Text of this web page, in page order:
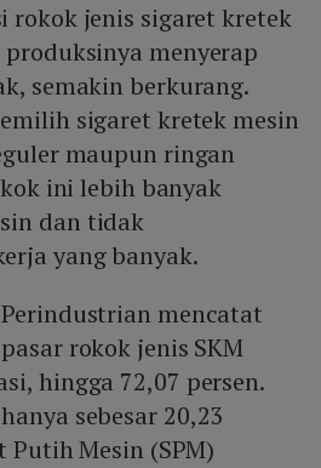
rokok jenis sigaret kretek
menyerap
semakin berkurang.
sigaret kretek mesin
maupun ringan
ini lebih banyak
dan tidak
yang banyak.
mencatat
rokok jenis SKM
hingga 72,07 persen.
sebesar 20,23
Putih Mesin (SPM)